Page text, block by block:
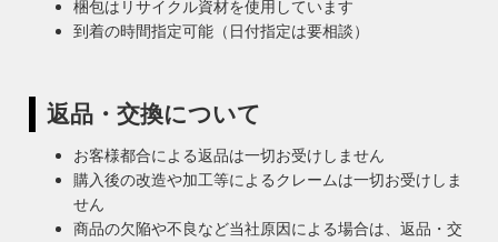
梱包はリサイクル資材を使用しています
到着の時間指定可能（日付指定は要相談）
返品・交換について
お客様都合による返品は一切お受けしません
購入後の改造や加工等によるクレームは一切お受けしま
せん
商品の欠陥や不良など当社原因による場合は、返品・交